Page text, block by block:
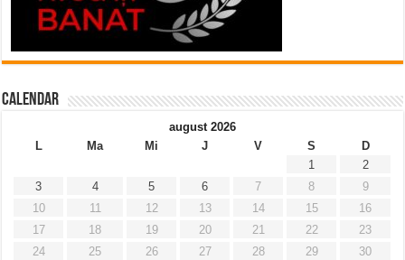
Calendar
august 2026
L
Ma Mi J V S
D
1
2
3
4 5 6 7 8
9
10
11 12 13 14 15
16
17
18 19 20 21 22
23
24
25 26 27 28 29
30